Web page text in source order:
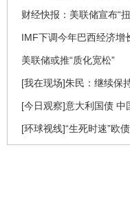
财经快报：美联储宣布“
IMF下调今年巴西经济增
美联储或推“质化宽松”
[我在现场]朱民：继续保
[今日观察]意大利国债
[环球视线]“生死时速”欧